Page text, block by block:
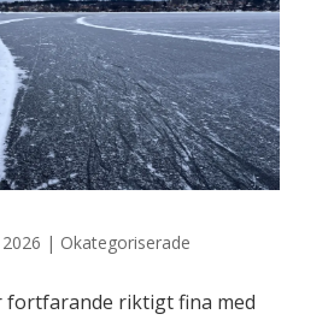
| Okategoriserade
fortfarande riktigt fina med